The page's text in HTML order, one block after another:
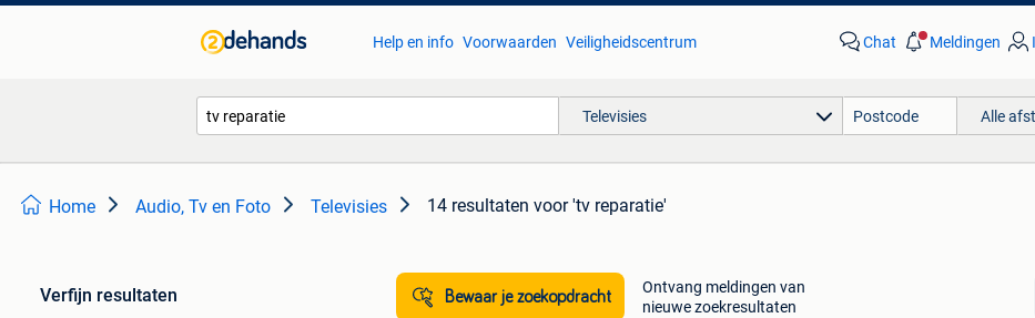
Help en info Voorwaarden Veiligheidscentrum Chat Meldingen
Televisies Alle
Home Audio, Tv en Foto Televisies 14 resultaten voor 'tv reparatie'
Verfijn resultaten
Bewaar je zoekopdracht
Ontvang meldingen van
nieuwe zoekresultaten